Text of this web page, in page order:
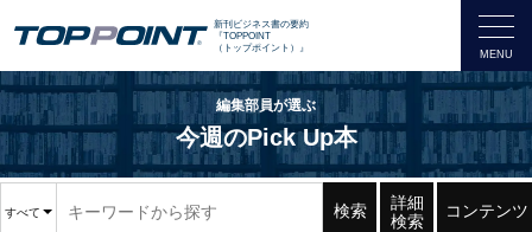
新刊ビジネス書の要約
『TOPPOINT
（トップポイント）』
編集部員が選ぶ
今週のPick Up本
すべて 検索
詳細
検索
コンテンツ